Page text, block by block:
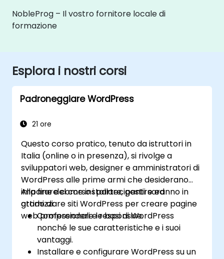
NobleProg – Il vostro fornitore locale di
formazione
Esplora i nostri corsi
Padroneggiare WordPress
21 ore
Questo corso pratico, tenuto da istruttori in
Italia (online o in presenza), si rivolge a
sviluppatori web, designer e amministratori di
WordPress alle prime armi che desiderano
imparare come installare, gestire ed
ottimizzare siti WordPress per creare pagine
web professionali e responsive.
Alla fine del corso i partecipanti saranno in
grado di:
Comprendere le basi di WordPress
nonché le sue caratteristiche e i suoi
vantaggi.
Installare e configurare WordPress su un